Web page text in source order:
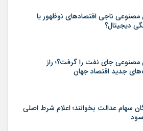
ناجی اقتصادهای نوظهور یا
دیجیتال؟
جای نفت را گرفت؟؛ راز
جدید اقتصاد جهان
سهام عدالت بخوانند؛ اعلام شرط اصلی
سود